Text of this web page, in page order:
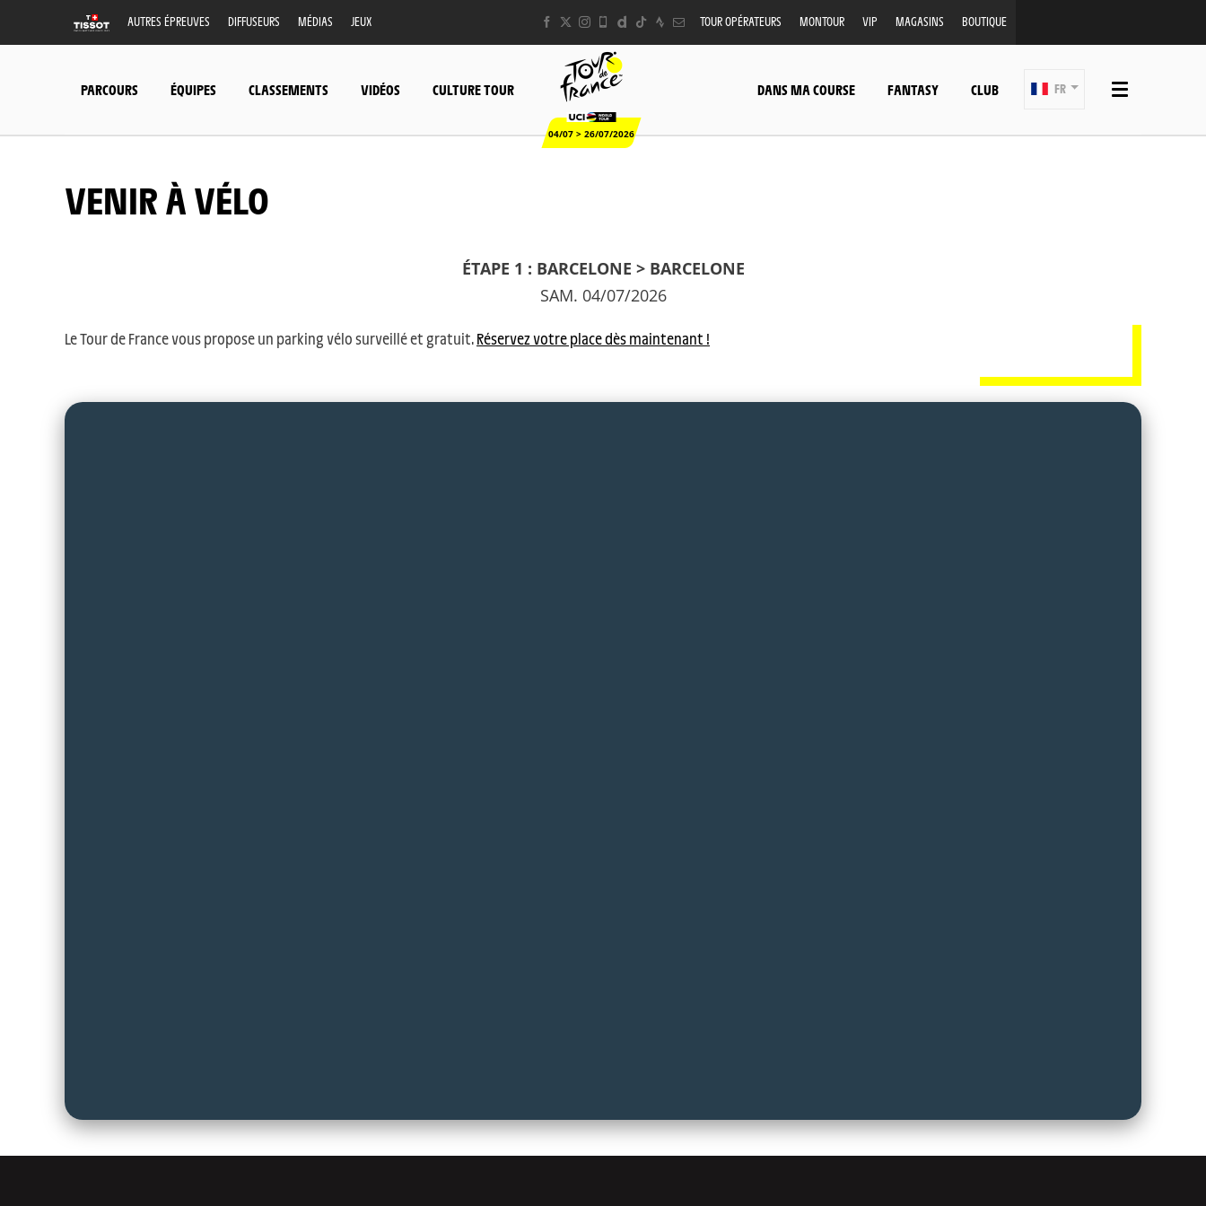
AUTRES ÉPREUVES DIFFUSEURS MÉDIAS JEUX TOUR OPÉRATEURS MONTOUR VIP MAGASINS BOUTIQUE
PARCOURS ÉQUIPES CLASSEMENTS VIDÉOS CULTURE TOUR
04/07 > 26/07/2026
DANS MA COURSE FANTASY CLUB FR
VENIR À VÉLO
ÉTAPE 1 : BARCELONE > BARCELONE
SAM. 04/07/2026
Le Tour de France vous propose un parking vélo surveillé et gratuit.Réservez votre place dès maintenant !